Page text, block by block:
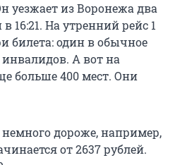
уезжает из Воронежа два
16:21. На утренний рейс 1
билета: один в обычное
А вот на
больше 400 мест. Они
дороже, например,
от 2637 рублей.